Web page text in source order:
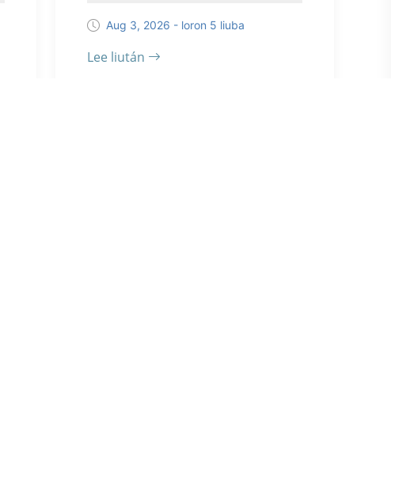
Aug 3, 2026 - loron 5 liuba
Lee liután